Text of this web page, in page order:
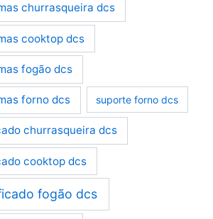
churrasqueira dcs
cooktop dcs
fogão dcs
forno dcs suporte forno dcs
churrasqueira dcs
cooktop dcs
fogão dcs